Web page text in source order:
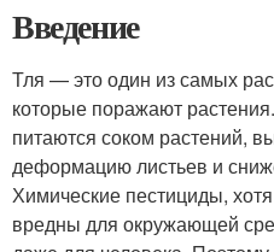
Введение
Тля — это один из самых
которые поражают
питаются соком растений,
деформацию листьев и
Химические пестициды,
вредны для окружающей